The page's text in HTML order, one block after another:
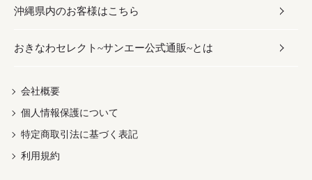
みそ
だし／スパイス／島唐辛子
スナック
おつまみ
紅芋
ワイン・ウィスキー・カクテル
ドリンク
茶葉
ボディケア
ヘアケア
UVケア
メンズ
レディース
雑貨
沖縄ファッション
伝統工芸品
沖縄県内のお客様はこちら
おきなわセレクト~サンエー公式通販~とは
会社概要
個人情報保護について
特定商取引法に基づく表記
利用規約